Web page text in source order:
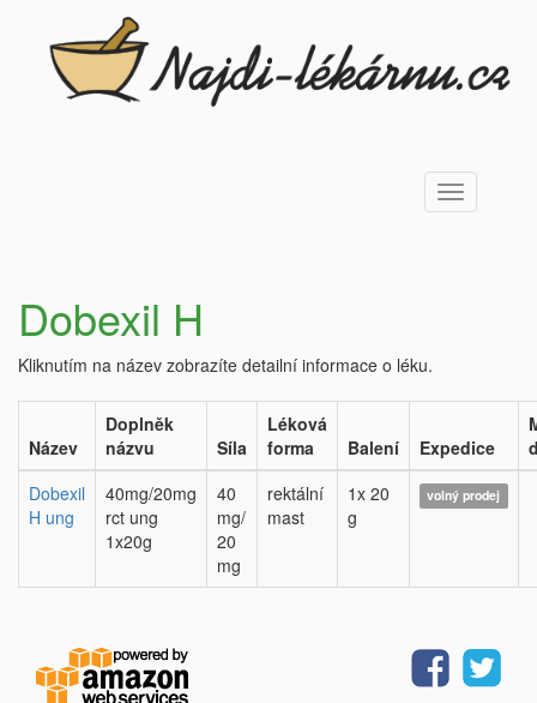
Toggle
navigation
Dobexil H
Kliknutím na název zobrazíte detailní informace o léku.
Název
Doplněk
názvu
Síla
Léková
forma
Balení Expedice
Dobexil
H ung
40mg/20mg
rct ung
1x20g
40
mg/
20
mg
rektální
mast
1x 20
g
volný prodej